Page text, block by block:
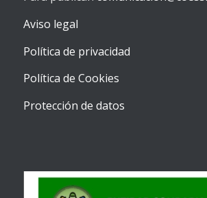
Aviso legal
Política de privacidad
Política de Cookies
Protección de datos